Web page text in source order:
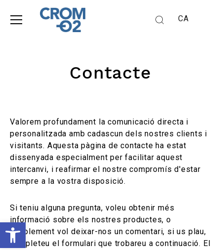
O
CA
Contacte
Valorem profundament la comunicació directa i
personalitzada amb cadascun dels nostres clients i
visitants. Aquesta pàgina de contacte ha estat
dissenyada especialment per facilitar aquest
intercanvi, i reafirmar el nostre compromís d'estar
sempre a la vostra disposició.
Si teniu alguna pregunta, voleu obtenir més
informació sobre els nostres productes, o
simplement vol deixar-nos un comentari, si us plau,
completeu el formulari que trobareu a continuació. El